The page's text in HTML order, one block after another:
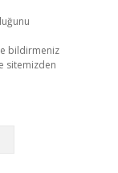
bildirmeniz
sitemizden